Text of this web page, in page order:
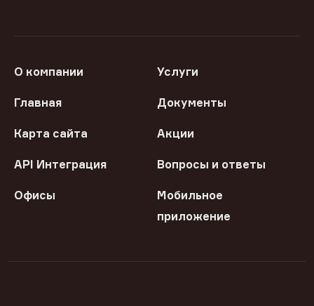
О компании Услуги
Главная Документы
Карта сайта Акции
API Интеграция Вопросы и ответы
Офисы
Мобильное
приложение